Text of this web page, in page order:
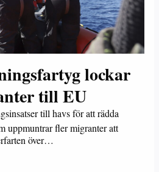
lockar
till EU
till havs för att rädda
uppmuntrar fler migranter att
över…